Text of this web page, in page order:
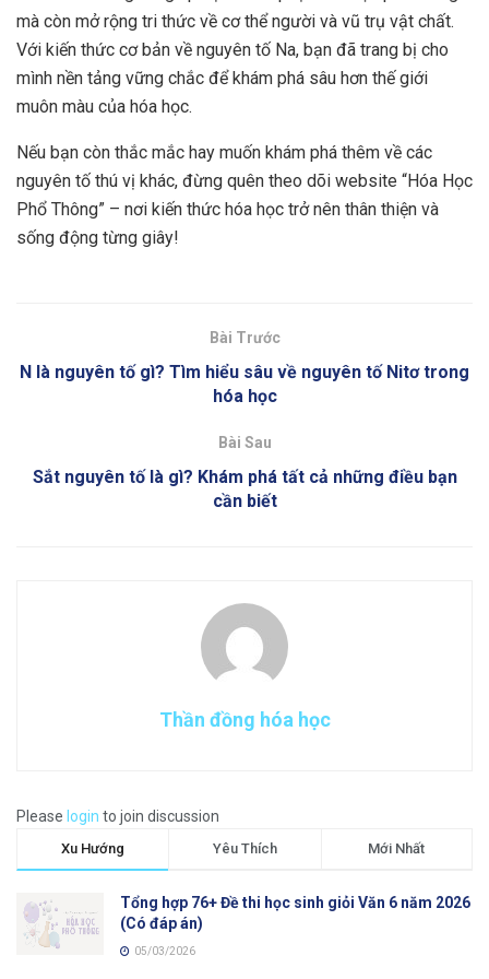
mà còn mở rộng tri thức về cơ thể người và vũ trụ vật chất.
Với kiến thức cơ bản về nguyên tố Na, bạn đã trang bị cho
mình nền tảng vững chắc để khám phá sâu hơn thế giới
muôn màu của hóa học.
Nếu bạn còn thắc mắc hay muốn khám phá thêm về các
nguyên tố thú vị khác, đừng quên theo dõi website “Hóa Học
Phổ Thông” – nơi kiến thức hóa học trở nên thân thiện và
sống động từng giây!
Bài Trước
N là nguyên tố gì? Tìm hiểu sâu về nguyên tố Nitơ trong
hóa học
Bài Sau
Sắt nguyên tố là gì? Khám phá tất cả những điều bạn
cần biết
Thần đồng hóa học
Please login to join discussion
Xu Hướng Yêu Thích Mới Nhất
Tổng hợp 76+ Đề thi học sinh giỏi Văn 6 năm 2026
(Có đáp án)
05/03/2026